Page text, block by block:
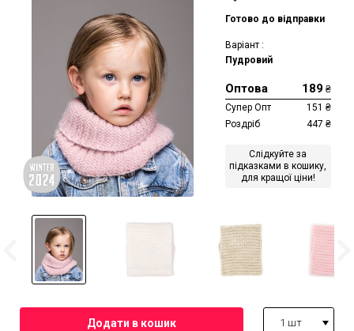
Готово до відправки
Варіант :
Пудровий
Оптова 189 ₴
Супер Опт
151 ₴
Роздріб
447 ₴
Слідкуйте за
підказками в кошику,
для кращої ціни!
1 шт